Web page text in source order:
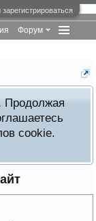
зарегистрироваться
Продолжая
cookie.
Форум